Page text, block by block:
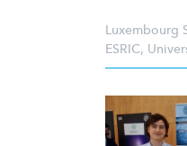
Luxembourg
ESRIC,